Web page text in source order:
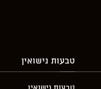
טבעות נישואין
טבעות נישואין